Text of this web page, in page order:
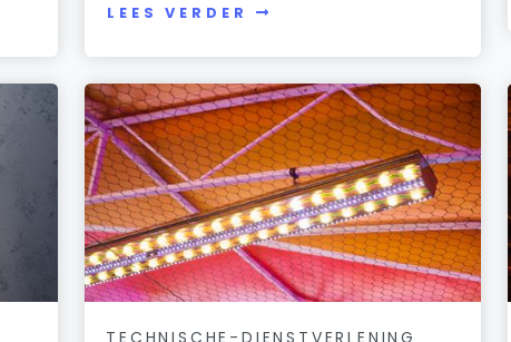
LEES VERDER
TECHNISCHE-DIENSTVERLENING